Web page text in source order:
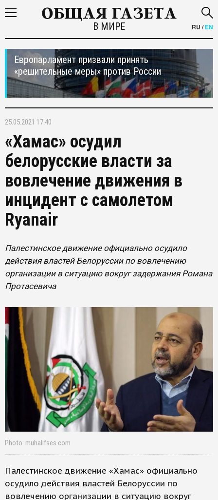
В МИРЕ RU /EN
Европарламент призвали принять
«решительные меры» против России
25.05.2021 17:40
«Хамас» осудил
белорусские власти за
вовлечение движения в
инцидент с самолетом
Ryanair
Палестинское движение официально осудило
действия властей Белоруссии по вовлечению
организации в ситуацию вокруг задержания Романа
Протасевича
Photo: muhalifses.com
Палестинское движение «Хамас» официально
осудило действия властей Белоруссии по
вовлечению организации в ситуацию вокруг